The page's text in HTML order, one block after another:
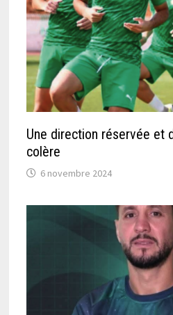
Une direction réservée et
colère
6 novembre 2024